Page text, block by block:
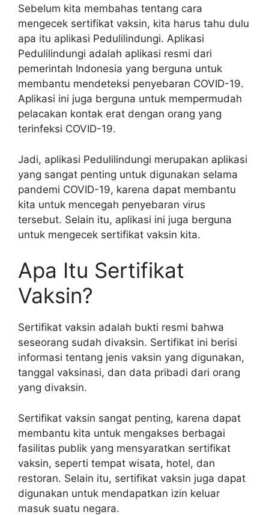
Sebelum kita membahas tentang cara
mengecek sertifikat vaksin, kita harus tahu dulu
apa itu aplikasi Pedulilindungi. Aplikasi
Pedulilindungi adalah aplikasi resmi dari
pemerintah Indonesia yang berguna untuk
membantu mendeteksi penyebaran COVID-19.
Aplikasi ini juga berguna untuk mempermudah
pelacakan kontak erat dengan orang yang
terinfeksi COVID-19.
Jadi, aplikasi Pedulilindungi merupakan aplikasi
yang sangat penting untuk digunakan selama
pandemi COVID-19, karena dapat membantu
kita untuk mencegah penyebaran virus
tersebut. Selain itu, aplikasi ini juga berguna
untuk mengecek sertifikat vaksin kita.
Apa Itu Sertifikat
Vaksin?
Sertifikat vaksin adalah bukti resmi bahwa
seseorang sudah divaksin. Sertifikat ini berisi
informasi tentang jenis vaksin yang digunakan,
tanggal vaksinasi, dan data pribadi dari orang
yang divaksin.
Sertifikat vaksin sangat penting, karena dapat
membantu kita untuk mengakses berbagai
fasilitas publik yang mensyaratkan sertifikat
vaksin, seperti tempat wisata, hotel, dan
restoran. Selain itu, sertifikat vaksin juga dapat
digunakan untuk mendapatkan izin keluar
masuk suatu negara.